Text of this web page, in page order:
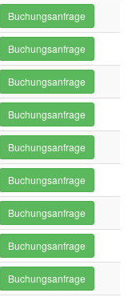
Buchungsanfrage
Buchungsanfrage
Buchungsanfrage
Buchungsanfrage
Buchungsanfrage
Buchungsanfrage
Buchungsanfrage
Buchungsanfrage
Buchungsanfrage